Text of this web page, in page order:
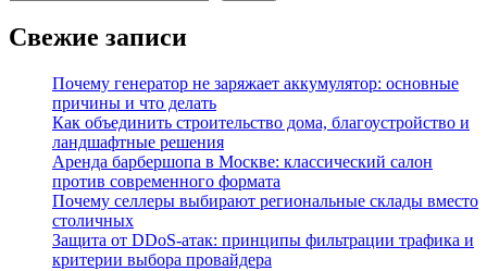
Свежие записи
Почему генератор не заряжает аккумулятор: основные
причины и что делать
Как объединить строительство дома, благоустройство и
ландшафтные решения
Аренда барбершопа в Москве: классический салон
против современного формата
Почему селлеры выбирают региональные склады вместо
столичных
Защита от DDoS-атак: принципы фильтрации трафика и
критерии выбора провайдера